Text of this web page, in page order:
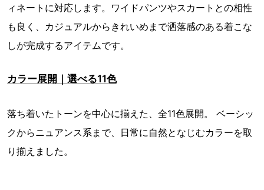
ィネートに対応します。ワイドパンツやスカートとの相性
も良く、カジュアルからきれいめまで洒落感のある着こな
しが完成するアイテムです。
カラー展開｜選べる11色
落ち着いたトーンを中心に揃えた、全11色展開。 ベーシッ
クからニュアンス系まで、日常に自然となじむカラーを取
り揃えました。